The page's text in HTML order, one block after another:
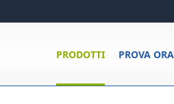
PROVA ORA
PRODOTTI